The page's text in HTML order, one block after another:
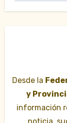
Desde la
y
información